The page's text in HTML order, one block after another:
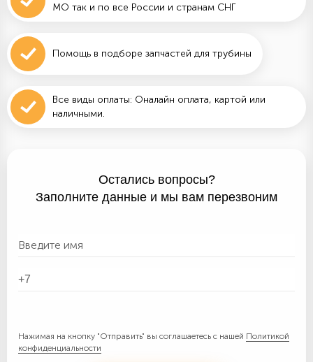
МО так и по все России и странам СНГ
Помощь в подборе запчастей для трубины
Все виды оплаты: Оналайн оплата, картой или
наличными.
Остались вопросы?
Заполните данные и мы вам перезвоним
Нажимая на кнопку "Отправить" вы соглашаетесь с нашей Политикой
конфиденциальности